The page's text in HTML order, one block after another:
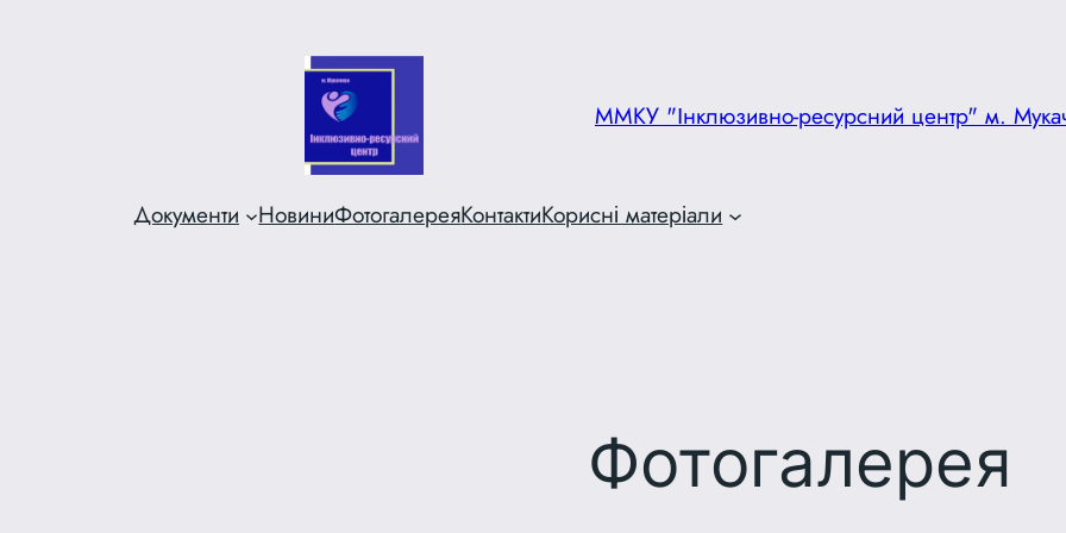
ММКУ "Інклюзивно-ресурсний центр" м.
Документи НовиниФотогалереяКонтактиКорисні матеріали
Фотогалерея